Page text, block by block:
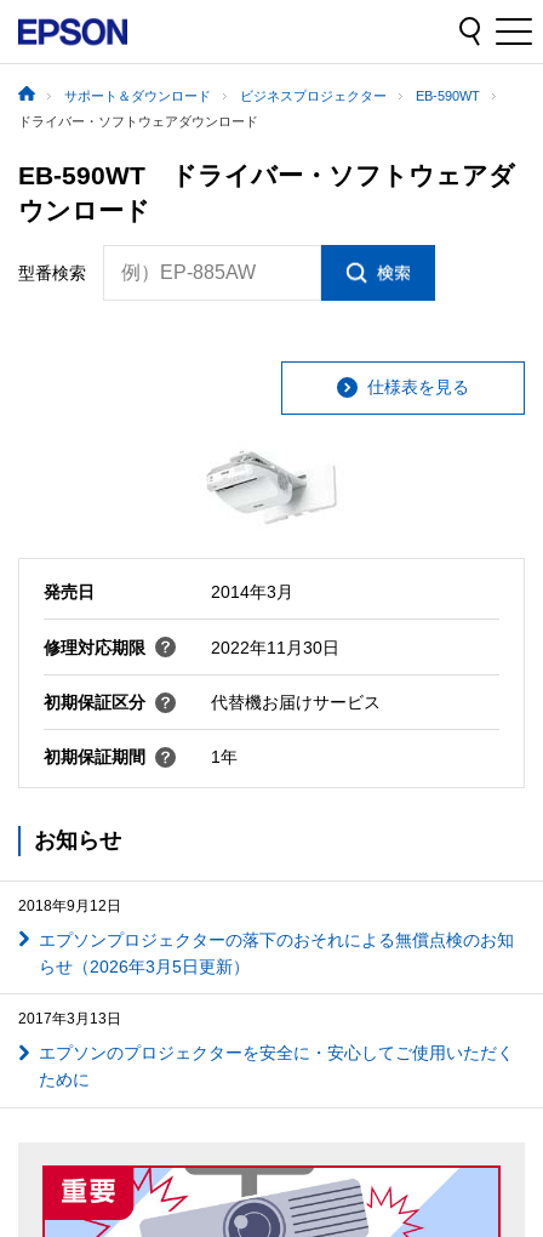
サポート＆ダウンロード ビジネスプロジェクター
EB-590WT
ドライバー・ソフトウェアダウンロード
EB-590WT ドライバー・ソフトウェアダ
ウンロード
型番検索 例）EP-885AW
仕様表を見る
発売日 2014年3月
修理対応期限 2022年11月30日
初期保証区分 代替機お届けサービス
初期保証期間 1年
お知らせ
2018年9月12日
エプソンプロジェクターの落下のおそれによる無償点検のお知
らせ（2026年3月5日更新）
2017年3月13日
エプソンのプロジェクターを安全に・安心してご使用いただく
ために